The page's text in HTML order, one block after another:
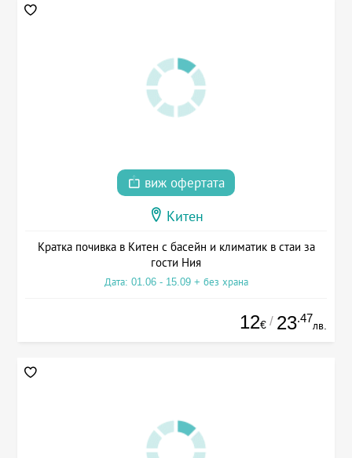
виж офертата
Китен
Кратка почивка в Китен с басейн и климатик в стаи за
гости Ния
Дата: 01.06 - 15.09 + без храна
12€ / 23.47
лв.